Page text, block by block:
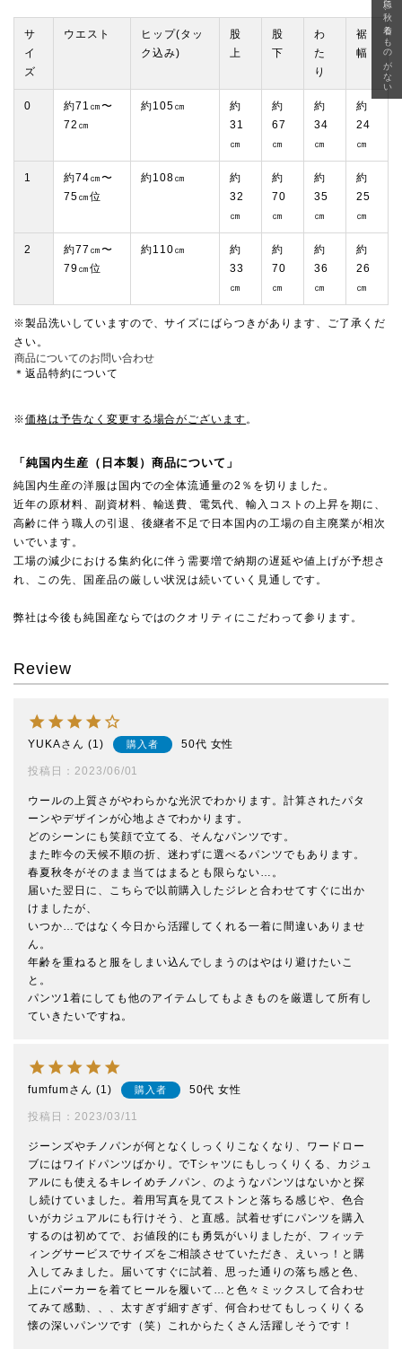
サ
イ
ズ
ウエスト
ヒップ(タッ
ク込み)
股
上
股
下
わ
た
り
裾
幅
0
約71㎝〜
72㎝
約105㎝
約
31
㎝
約
67
㎝
約
34
㎝
約
24
㎝
1
約74㎝〜
75㎝位
約108㎝
約
32
㎝
約
70
㎝
約
35
㎝
約
25
㎝
2
約77㎝〜
79㎝位
約110㎝
約
33
㎝
約
70
㎝
約
36
㎝
約
26
㎝
※製品洗いしていますので、サイズにばらつきがあります、ご了承くだ
さい。
商品についてのお問い合わせ
＊返品特約について
※価格は予告なく変更する場合がございます。
「純国内生産（日本製）商品について」
純国内生産の洋服は国内での全体流通量の2％を切りました。
近年の原材料、副資材料、輸送費、電気代、輸入コストの上昇を期に、
高齢に伴う職人の引退、後継者不足で日本国内の工場の自主廃業が相次
いでいます。
工場の減少における集約化に伴う需要増で納期の遅延や値上げが予想さ
れ、この先、国産品の厳しい状況は続いていく見通しです。
弊社は今後も純国産ならではのクオリティにこだわって参ります。
Review
YUKA 1 購入者 50代 女性
投稿日 2023/06/01
ウールの上質さがやわらかな光沢でわかります。計算されたパタ
ーンやデザインが心地よさでわかります。
どのシーンにも笑顔で立てる、そんなパンツです。
また昨今の天候不順の折、迷わずに選べるパンツでもあります。
春夏秋冬がそのまま当てはまるとも限らない…。
届いた翌日に、こちらで以前購入したジレと合わせてすぐに出か
けましたが、
いつか…ではなく今日から活躍してくれる一着に間違いありませ
ん。
年齢を重ねると服をしまい込んでしまうのはやはり避けたいこ
と。
パンツ1着にしても他のアイテムしてもよきものを厳選して所有し
ていきたいですね。
fumfum 1 購入者 50代 女性
投稿日 2023/03/11
ジーンズやチノパンが何となくしっくりこなくなり、ワードロー
ブにはワイドパンツばかり。でTシャツにもしっくりくる、カジュ
アルにも使えるキレイめチノパン、のようなパンツはないかと探
し続けていました。着用写真を見てストンと落ちる感じや、色合
いがカジュアルにも行けそう、と直感。試着せずにパンツを購入
するのは初めてで、お値段的にも勇気がいりましたが、フィッテ
ィングサービスでサイズをご相談させていただき、えいっ！と購
入してみました。届いてすぐに試着、思った通りの落ち感と色、
上にパーカーを着てヒールを履いて…と色々ミックスして合わせ
てみて感動、、、太すぎず細すぎず、何合わせてもしっくりくる
懐の深いパンツです（笑）これからたくさん活躍しそうです！
急に秋、着るものがない